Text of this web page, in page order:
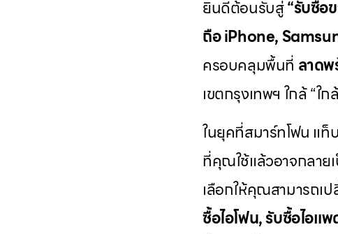
ยินดีต้อนรับสู่“รับซื้อ
ถือ iPhone,
ครอบคลุมพื้นที่ ลาดพ
เขตกรุงเทพฯ ใกล้ “ใ
ในยุคที่สมาร์ทโฟน แ
ที่คุณใช้แล้วอาจกลายเ
เลือกให้คุณสามารถเ
ซื้อไอโฟน, รับซื้อไอแ